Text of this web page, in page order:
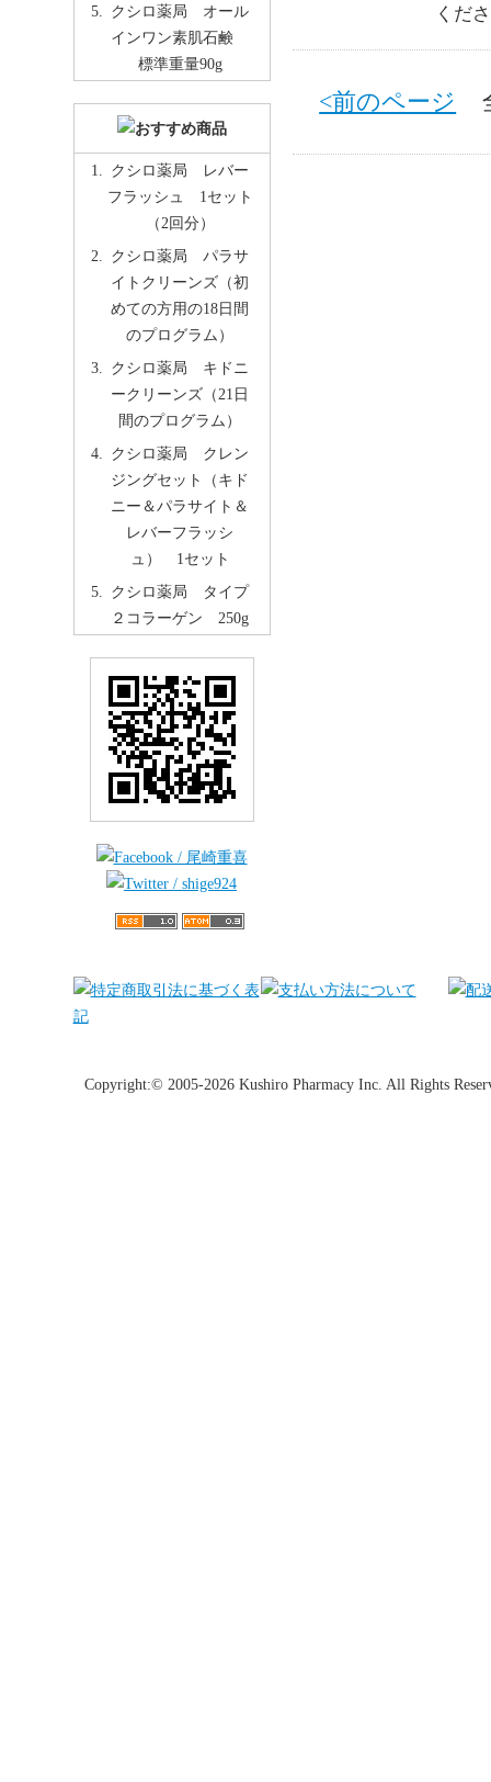
くだ
<前のページ
クシロ薬局 オール
インワン素肌石鹸
標準重量90g
クシロ薬局 レバー
フラッシュ 1セット
（2回分）
クシロ薬局 パラサ
イトクリーンズ（初
めての方用の18日間
のプログラム）
クシロ薬局 キドニ
ークリーンズ（21日
間のプログラム）
クシロ薬局 クレン
ジングセット（キド
ニー＆パラサイト＆
レバーフラッシ
ュ） 1セット
クシロ薬局 タイプ
２コラーゲン 250g
Copyright:© 2005-2026 Kushiro Pharmacy Inc. All Rights